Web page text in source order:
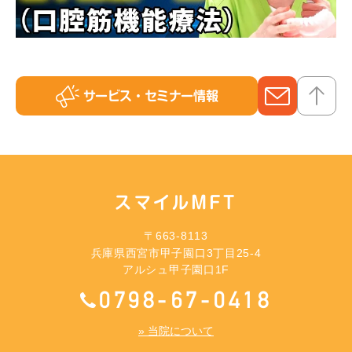
サービス ・セミナー情報
スマイルMFT
〒663-8113
兵庫県西宮市甲子園口3丁目25-4
アルシュ甲子園口1F
0798-67-0418
» 当院について